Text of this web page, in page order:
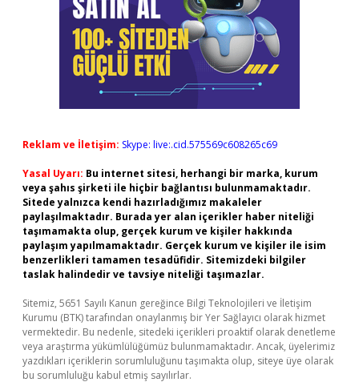
Reklam ve İletişim: Skype: live:.cid.575569c608265c69
Yasal Uyarı: Bu internet sitesi, herhangi bir marka, kurum
veya şahıs şirketi ile hiçbir bağlantısı bulunmamaktadır.
Sitede yalnızca kendi hazırladığımız makaleler
paylaşılmaktadır. Burada yer alan içerikler haber niteliği
taşımamakta olup, gerçek kurum ve kişiler hakkında
paylaşım yapılmamaktadır. Gerçek kurum ve kişiler ile isim
benzerlikleri tamamen tesadüfidir. Sitemizdeki bilgiler
taslak halindedir ve tavsiye niteliği taşımazlar.
Sitemiz, 5651 Sayılı Kanun gereğince Bilgi Teknolojileri ve İletişim
Kurumu (BTK) tarafından onaylanmış bir Yer Sağlayıcı olarak hizmet
vermektedir. Bu nedenle, sitedeki içerikleri proaktif olarak denetleme
veya araştırma yükümlülüğümüz bulunmamaktadır. Ancak, üyelerimiz
yazdıkları içeriklerin sorumluluğunu taşımakta olup, siteye üye olarak
bu sorumluluğu kabul etmiş sayılırlar.